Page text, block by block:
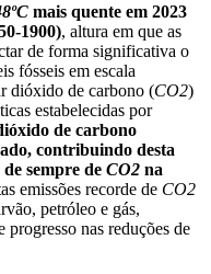
mais quente em 2023
1900), altura em que as
de forma significativa o
fósseis em escala
dióxido de carbono (CO2)
estabelecidas por
de carbono
contribuindo desta
sempre de CO2 na
emissões recorde de CO2
petróleo e gás,
progresso nas reduções de